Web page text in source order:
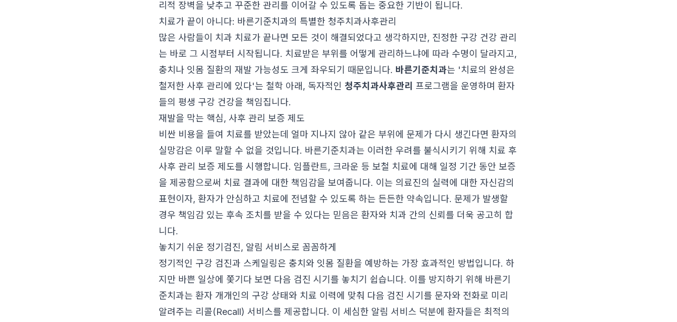
리적 장벽을 낮추고 꾸준한 관리를 이어갈 수 있도록 돕는 중요한 기반이 됩니다.
치료가 끝이 아니다: 바른기준치과의 특별한 청주치과사후관리
많은 사람들이 치과 치료가 끝나면 모든 것이 해결되었다고 생각하지만, 진정한 구강 건강 관리
는 바로 그 시점부터 시작됩니다. 치료받은 부위를 어떻게 관리하느냐에 따라 수명이 달라지고,
충치나 잇몸 질환의 재발 가능성도 크게 좌우되기 때문입니다. 바른기준치과는 '치료의 완성은
철저한 사후 관리에 있다'는 철학 아래, 독자적인 청주치과사후관리 프로그램을 운영하며 환자
들의 평생 구강 건강을 책임집니다.
재발을 막는 핵심, 사후 관리 보증 제도
비싼 비용을 들여 치료를 받았는데 얼마 지나지 않아 같은 부위에 문제가 다시 생긴다면 환자의
실망감은 이루 말할 수 없을 것입니다. 바른기준치과는 이러한 우려를 불식시키기 위해 치료 후
사후 관리 보증 제도를 시행합니다. 임플란트, 크라운 등 보철 치료에 대해 일정 기간 동안 보증
을 제공함으로써 치료 결과에 대한 책임감을 보여줍니다. 이는 의료진의 실력에 대한 자신감의
표현이자, 환자가 안심하고 치료에 전념할 수 있도록 하는 든든한 약속입니다. 문제가 발생할
경우 책임감 있는 후속 조치를 받을 수 있다는 믿음은 환자와 치과 간의 신뢰를 더욱 공고히 합
니다.
놓치기 쉬운 정기검진, 알림 서비스로 꼼꼼하게
정기적인 구강 검진과 스케일링은 충치와 잇몸 질환을 예방하는 가장 효과적인 방법입니다. 하
지만 바쁜 일상에 쫓기다 보면 다음 검진 시기를 놓치기 쉽습니다. 이를 방지하기 위해 바른기
준치과는 환자 개개인의 구강 상태와 치료 이력에 맞춰 다음 검진 시기를 문자와 전화로 미리
알려주는 리콜(Recall) 서비스를 제공합니다. 이 세심한 알림 서비스 덕분에 환자들은 최적의